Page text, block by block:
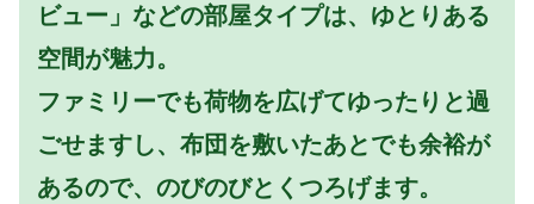
ビュー」などの部屋タイプは、ゆとりある
空間が魅力。
ファミリーでも荷物を広げてゆったりと過
ごせますし、布団を敷いたあとでも余裕が
あるので、のびのびとくつろげます。